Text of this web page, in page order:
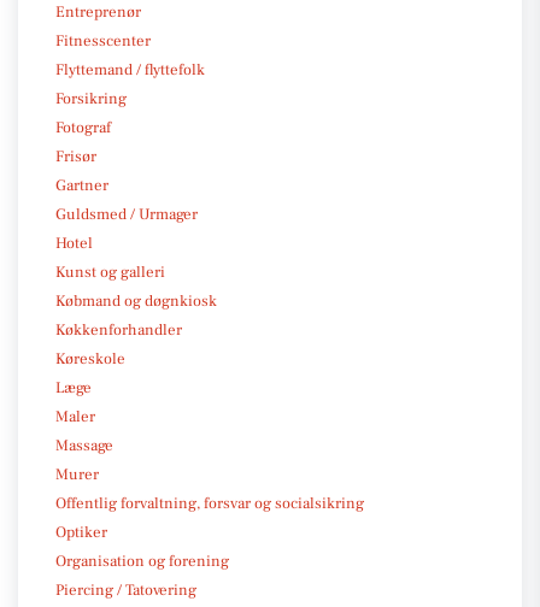
Entreprenør
Fitnesscenter
Flyttemand / flyttefolk
Forsikring
Fotograf
Frisør
Gartner
Guldsmed / Urmager
Hotel
Kunst og galleri
Købmand og døgnkiosk
Køkkenforhandler
Køreskole
Læge
Maler
Massage
Murer
Offentlig forvaltning, forsvar og socialsikring
Optiker
Organisation og forening
Piercing / Tatovering